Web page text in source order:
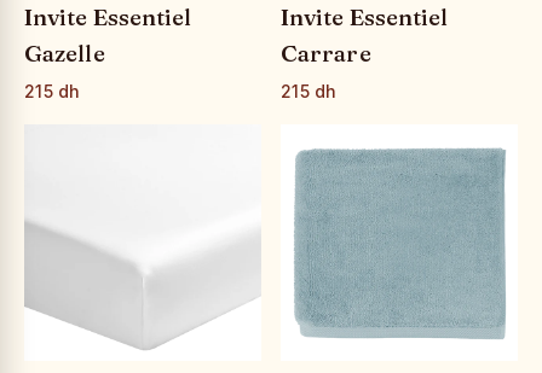
Invite Essentiel
Gazelle
215 dh
Invite Essentiel
Carrare
215 dh